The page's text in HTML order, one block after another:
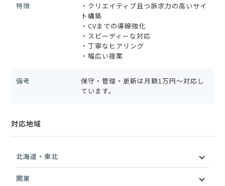
特徴
・クリエイティブ且つ訴求力の高いサイ
ト構築
・CVまでの導線強化
・スピーディーな対応
・丁寧なヒアリング
・幅広い提案
備考
保守・管理・更新は月額1万円〜対応し
ています。
対応地域
北海道・東北
関東